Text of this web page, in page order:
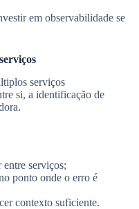
em observabilidade se
serviços
si, a identificação de
entre serviços;
ponto onde o erro é
contexto suficiente.